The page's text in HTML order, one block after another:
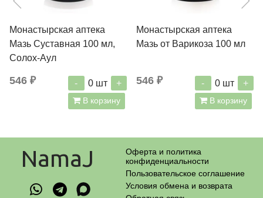
Монастырская аптека
Мазь Суставная 100 мл,
Солох-Аул
546 ₽ - 0 шт +
В корзину
Монастырская аптека
Мазь от Варикоза 100 мл
546 ₽ - 0 шт +
В корзину
NamaJ
Оферта и политика
конфиденциальности
Пользовательское соглашение
Условия обмена и возврата